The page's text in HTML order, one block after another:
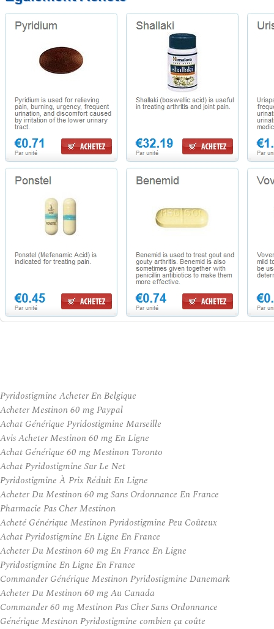
Pyridostigmine Acheter En Belgique
Acheter Mestinon 60 mg Paypal
Achat Générique Pyridostigmine Marseille
Avis Acheter Mestinon 60 mg En Ligne
Achat Générique 60 mg Mestinon Toronto
Achat Pyridostigmine Sur Le Net
Pyridostigmine À Prix Réduit En Ligne
Acheter Du Mestinon 60 mg Sans Ordonnance En France
Pharmacie Pas Cher Mestinon
Acheté Générique Mestinon Pyridostigmine Peu Coûteux
Achat Pyridostigmine En Ligne En France
Acheter Du Mestinon 60 mg En France En Ligne
Pyridostigmine En Ligne En France
Commander Générique Mestinon Pyridostigmine Danemark
Acheter Du Mestinon 60 mg Au Canada
Commander 60 mg Mestinon Pas Cher Sans Ordonnance
Générique Mestinon Pyridostigmine combien ça coûte